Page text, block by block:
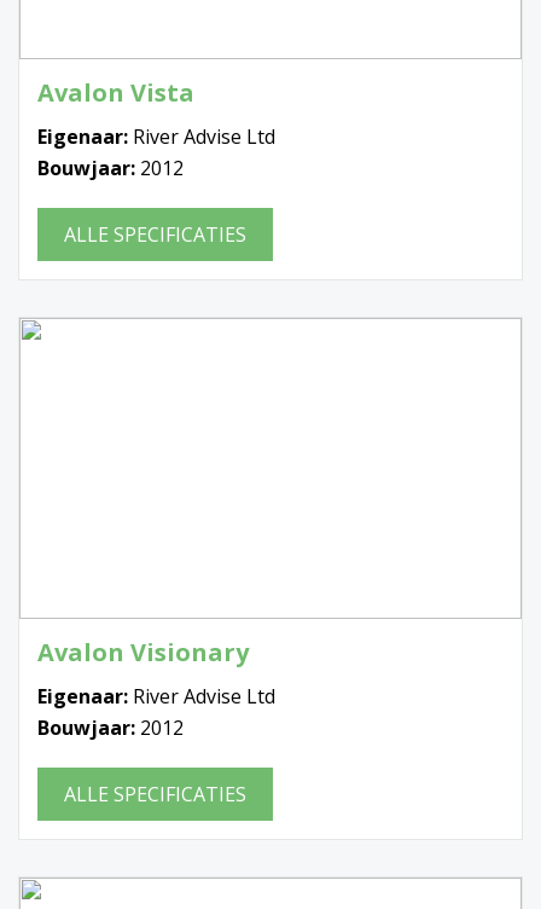
Avalon Vista
Eigenaar: River Advise Ltd
Bouwjaar: 2012
ALLE SPECIFICATIES
Avalon Visionary
Eigenaar: River Advise Ltd
Bouwjaar: 2012
ALLE SPECIFICATIES